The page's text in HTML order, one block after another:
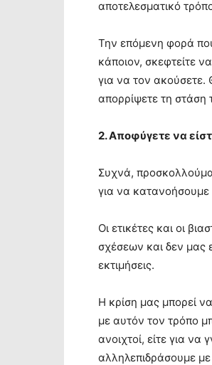
αποτελεσματικό
Την επόμενη φορά
κάποιον, σκεφτείτε
για να τον ακούσετε.
απορρίψετε τη στάση
2. Αποφύγετε να
Συχνά,
για να κατανοήσουμε
Οι ετικέτες και οι
σχέσεων και δεν μας
εκτιμήσεις.
Η κρίση μας μπορεί
με αυτόν τον τρόπο
ανοιχτοί, είτε για
αλληλεπιδράσουμε